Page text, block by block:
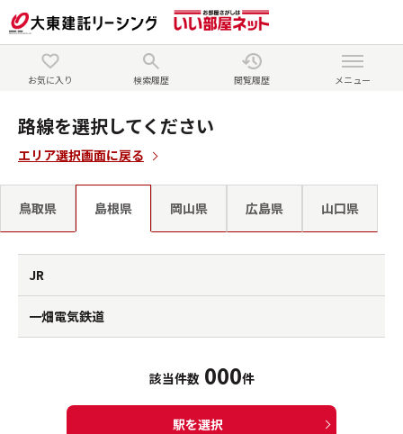
お気に入り 検索履歴 閲覧履歴 メニュー
路線を選択してください
エリア選択画面に戻る
鳥取県 島根県 岡山県 広島県 山口県
JR
一畑電気鉄道
該当件数 000件
駅を選択